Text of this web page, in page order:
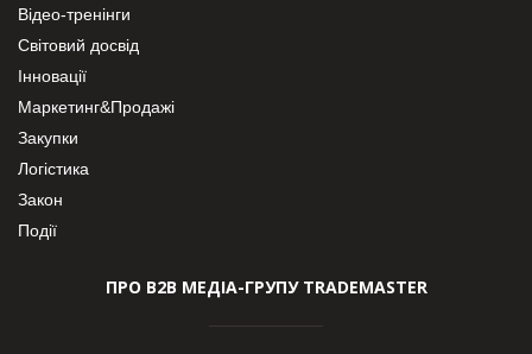
Відео-тренінги
Світовий досвід
Інновації
Маркетинг&Продажі
Закупки
Логістика
Закон
Події
ПРО В2В МЕДІА-ГРУПУ TRADEMASTER